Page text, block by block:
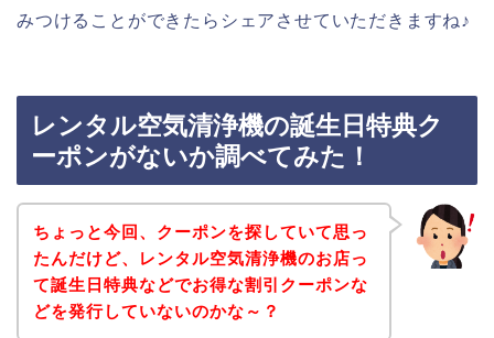
みつけることができたらシェアさせていただきますね♪
レンタル空気清浄機の誕生日特典ク
ーポンがないか調べてみた！
ちょっと今回、クーポンを探していて思っ
たんだけど、レンタル空気清浄機のお店っ
て誕生日特典などでお得な割引クーポンな
どを発行していないのかな～？